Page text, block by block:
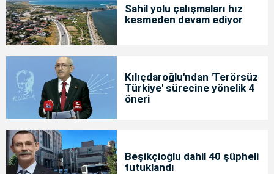
Sahil yolu çalışmaları hız
kesmeden devam ediyor
Kılıçdaroğlu'ndan 'Terörsüz
Türkiye' sürecine yönelik 4
öneri
Beşikçioğlu dahil 40 şüpheli
tutuklandı